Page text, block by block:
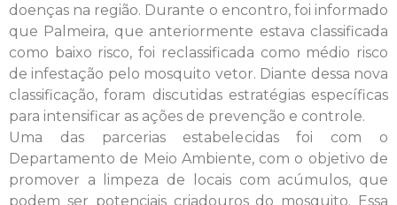
doenças na região. Durante o encontro, foi informado
que Palmeira, que anteriormente estava classificada
como baixo risco, foi reclassificada como médio risco
de infestação pelo mosquito vetor. Diante dessa nova
classificação, foram discutidas estratégias específicas
para intensificar as ações de prevenção e controle.
Uma das parcerias estabelecidas foi com o
Departamento de Meio Ambiente, com o objetivo de
promover a limpeza de locais com acúmulos, que
podem ser potenciais criadouros do mosquito. Essa